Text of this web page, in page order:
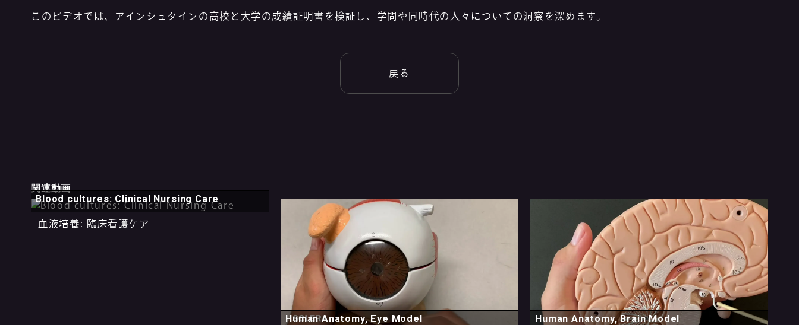
このビデオでは、アインシュタインの高校と大学の成績証明書を検証し、学問や同時代の人々についての洞察を深めます。
戻る
関連動画
Blood cultures: Clinical Nursing Care
血液培養: 臨床看護ケア
Human Anatomy, Eye Model Human Anatomy, Brain Model